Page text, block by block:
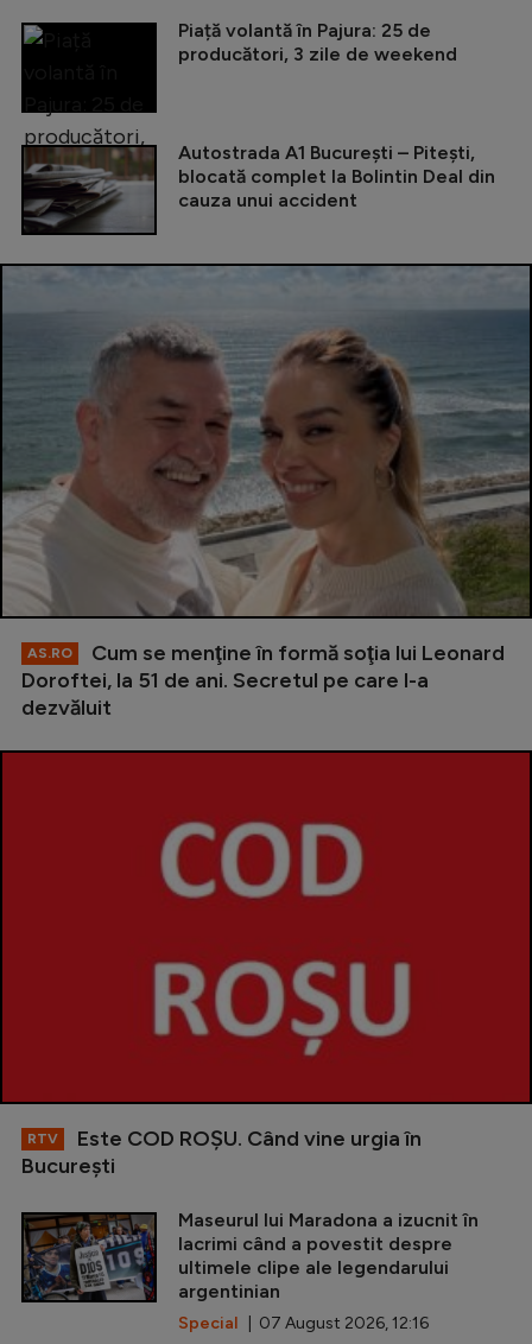
Piață volantă în Pajura: 25 de
producători, 3 zile de weekend
Autostrada A1 București – Pitești,
blocată complet la Bolintin Deal din
cauza unui accident
AS.RO
Cum se menţine în formă soţia lui Leonard
Doroftei, la 51 de ani. Secretul pe care l-a
dezvăluit
RTV
Este COD ROŞU. Când vine urgia în
Bucureşti
Maseurul lui Maradona a izucnit în
lacrimi când a povestit despre
ultimele clipe ale legendarului
argentinian
Special | 07 August 2026, 12:16